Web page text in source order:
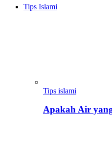
Tips Islami
Tips islami
Apakah Air